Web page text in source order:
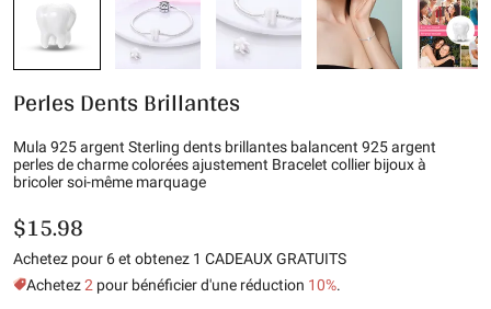
Perles Dents Brillantes
Mula 925 argent Sterling dents brillantes balancent 925 argent
perles de charme colorées ajustement Bracelet collier bijoux à
bricoler soi-même marquage
$15.98
Achetez pour 6 et obtenez 1 CADEAUX GRATUITS
Achetez2 pour bénéficier d'une réduction 10%.